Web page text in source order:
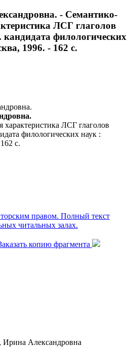
- Семантико-
ЛСГ глаголов
кандидата филологических
1996. - 162 с.
характеристика ЛСГ глаголов
филологических наук :
с.
копию фрагмента
Ирина Александровна